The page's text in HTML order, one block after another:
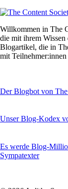
Willkommen in The
die mit ihrem
Blogartikel, die in
mit
Der Blogbot von
Unser Blog-Kodex
Es werde Blog-
Sympatexter